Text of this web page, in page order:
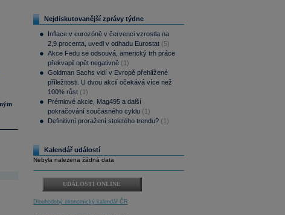
Nejdiskutovanější zprávy týdne
Inflace v eurozóně v červenci vzrostla na
2,9 procenta, uvedl v odhadu Eurostat (5)
Akce Fedu se odsouvá, americký trh práce
překvapil opět negativně (1)
Goldman Sachs vidí v Evropě přehlížené
příležitosti. U dvou akcií očekává více než
100% růst (1)
Prémiové akcie, Mag495 a další
pokračování současného cyklu (1)
Definitivní proražení stoletého trendu? (1)
Kalendář událostí
Nebyla nalezena žádná data
UDÁLOSTI ONLINE
Dlouhodobý ekonomický kalendář ČR